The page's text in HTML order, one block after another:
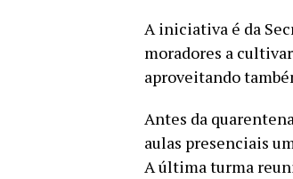
A iniciativa é da
moradores a
aproveitando
Antes da
aulas presenciais
A última turma